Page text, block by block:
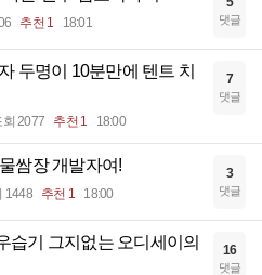
추천 1 18:01 댓글
두명이 10분만에 텐트 치
회 2077 추천 1 18:00
7
댓글
쌈장 개발자여!
1448 추천 1 18:00
3
댓글
습기 그지없는 오디세이의
16
댓글